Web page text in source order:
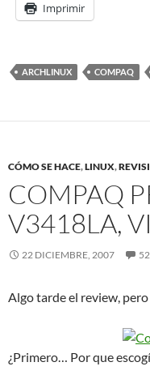
Imprimir
ARCHLINUX COMPAQ
CÓMO SE HACE,LINUX,
COMPAQ
V3418LA,
22 DICIEMBRE, 2007
Algo tarde el review,
¿Primero… Por que